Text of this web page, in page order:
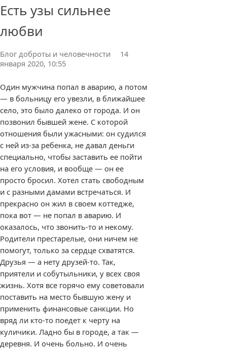
Есть узы сильнее
любви
Блог доброты и человечности
14
января 2020, 10:55
Один мужчина попал в аварию, а потом
— в больницу его увезли, в ближайшее
село, это было далеко от города. И он
позвонил бывшей жене. С которой
отношения были ужасными: он судился
с ней из-за ребенка, не давал деньги
специально, чтобы заставить ее пойти
на его условия, и вообще — он ее
просто бросил. Хотел стать свободным
и с разными дамами встречаться. И
прекрасно он жил в своем коттедже,
пока вот — не попал в аварию. И
оказалось, что звонить-то и некому.
Родители престарелые, они ничем не
помогут, только за сердце схватятся.
Друзья — а нету друзей-то. Так,
приятели и собутыльники, у всех своя
жизнь. Хотя все горячо ему советовали
поставить на место бывшую жену и
применить финансовые санкции. Но
вряд ли кто-то поедет к черту на
куличики. Ладно бы в городе, а так —
деревня. И очень больно. И очень